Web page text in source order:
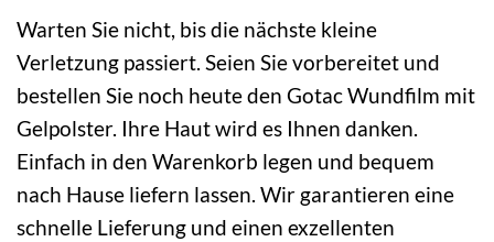
Warten Sie nicht, bis die nächste kleine
Verletzung passiert. Seien Sie vorbereitet und
bestellen Sie noch heute den Gotac Wundfilm mit
Gelpolster. Ihre Haut wird es Ihnen danken.
Einfach in den Warenkorb legen und bequem
nach Hause liefern lassen. Wir garantieren eine
schnelle Lieferung und einen exzellenten